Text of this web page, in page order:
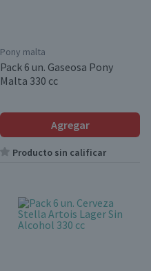
Pony malta
Pack 6 un. Gaseosa Pony
Malta 330 cc
Agregar
Producto sin calificar